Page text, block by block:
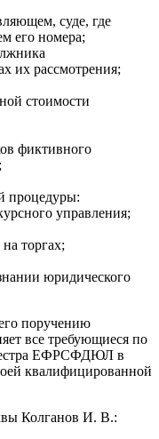
суде, где
его номера;
их рассмотрения;
стоимости
фиктивного
процедуры:
управления;
торгах;
юридического
поручению
все требующиеся по
ЕФРСФДЮЛ в
квалифицированной
Колганов И. В.: